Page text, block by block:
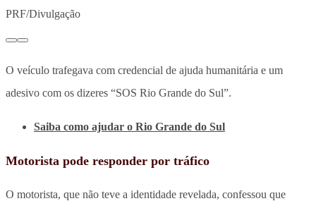
PRF/Divulgação
O veículo trafegava com credencial de ajuda humanitária e um
adesivo com os dizeres “SOS Rio Grande do Sul”.
Saiba como ajudar o Rio Grande do Sul
Motorista pode responder por tráfico
O motorista, que não teve a identidade revelada, confessou que